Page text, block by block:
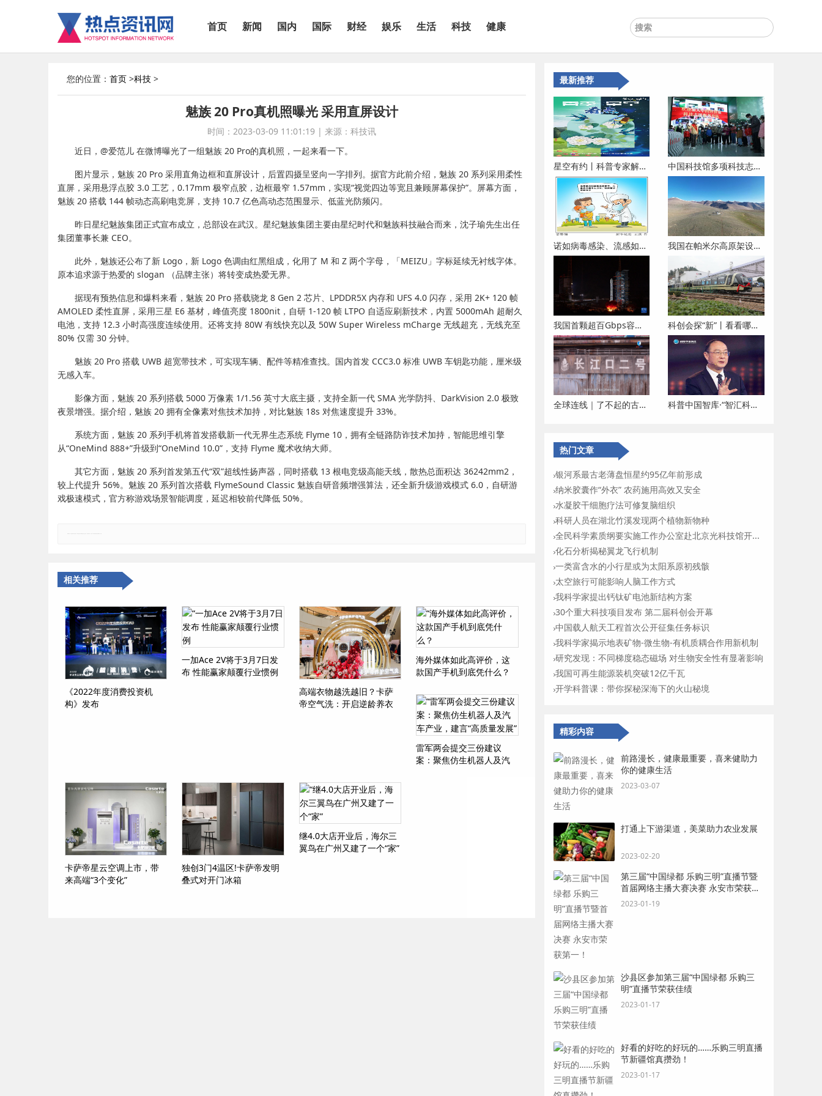
首页 新闻 国内 国际 财经 娱乐 生活 科技 健康
您的位置： 首页 >科技 >
魅族 20 Pro真机照曝光 采用直屏设计
时间：2023-03-09 11:01:19| 来源：科技讯
近日，@爱范儿 在微博曝光了一组魅族 20 Pro的真机照，一起来看一下。
图片显示，魅族 20 Pro 采用直角边框和直屏设计，后置四摄呈竖向一字排列。据官方此前介绍，魅族 20 系列采用柔性
直屏，采用悬浮点胶 3.0 工艺，0.17mm 极窄点胶，边框最窄 1.57mm，实现“视觉四边等宽且兼顾屏幕保护”。屏幕方面，
魅族 20 搭载 144 帧动态高刷电竞屏，支持 10.7 亿色高动态范围显示、低蓝光防频闪。
昨日星纪魅族集团正式宣布成立，总部设在武汉。星纪魅族集团主要由星纪时代和魅族科技融合而来，沈子瑜先生出任
集团董事长兼 CEO。
此外，魅族还公布了新 Logo，新 Logo 色调由红黑组成，化用了 M 和 Z 两个字母，「MEIZU」字标延续无衬线字体。
原本追求源于热爱的 slogan （品牌主张）将转变成热爱无界。
据现有预热信息和爆料来看，魅族 20 Pro 搭载骁龙 8 Gen 2 芯片、LPDDR5X 内存和 UFS 4.0 闪存，采用 2K+ 120 帧
AMOLED 柔性直屏，采用三星 E6 基材，峰值亮度 1800nit，自研 1-120 帧 LTPO 自适应刷新技术，内置 5000mAh 超耐久
电池，支持 12.3 小时高强度连续使用。还将支持 80W 有线快充以及 50W Super Wireless mCharge 无线超充，无线充至
80% 仅需 30 分钟。
魅族 20 Pro 搭载 UWB 超宽带技术，可实现车辆、配件等精准查找。国内首发 CCC3.0 标准 UWB 车钥匙功能，厘米级
无感入车。
影像方面，魅族 20 系列搭载 5000 万像素 1/1.56 英寸大底主摄，支持全新一代 SMA 光学防抖、DarkVision 2.0 极致
夜景增强。据介绍，魅族 20 拥有全像素对焦技术加持，对比魅族 18s 对焦速度提升 33%。
系统方面，魅族 20 系列手机将首发搭载新一代无界生态系统 Flyme 10，拥有全链路防诈技术加持，智能思维引擎
从“OneMind 888+”升级到“OneMind 10.0”，支持 Flyme 魔术收纳大师。
其它方面，魅族 20 系列首发第五代“双”超线性扬声器，同时搭载 13 根电竞级高能天线，散热总面积达 36242mm2，
较上代提升 56%。魅族 20 系列首次搭载 FlymeSound Classic 魅族自研音频增强算法，还全新升级游戏模式 6.0，自研游
戏极速模式，官方称游戏场景智能调度，延迟相较前代降低 50%。
相关推荐
《2022年度消费投资机
构》发布
一加Ace 2V将于3月7日发
布 性能赢家颠覆行业惯例
高端衣物越洗越旧？卡萨
帝空气洗：开启逆龄养衣
海外媒体如此高评价，这
款国产手机到底凭什么？
雷军两会提交三份建议
案：聚焦仿生机器人及汽
卡萨帝星云空调上市，带
来高端“3个变化”
独创3门4温区!卡萨帝发明
叠式对开门冰箱
继4.0大店开业后，海尔三
翼鸟在广州又建了一个“家”
最新推荐
星空有约丨科普专家解析春季星空看点 中国科技馆多项科技志愿活动精彩纷呈
诺如病毒感染、流感如何预防？遇到哪些情况需要就医？——专家解答春季传染病防治热点问题 我国在帕米尔高原架设光学望远镜
我国首颗超百Gbps容量高通量卫星成功发射 科创会探“新”丨看看哪些科创项目有了新进展
全球连线｜了不起的古船系列Vlog之一：揭开古船看一眼 科普中国智库·“智汇科普”专访丨金灿荣：在科普国际交流中讲好中国故事
热门文章
银河系最古老薄盘恒星约95亿年前形成
纳米胶囊作“外衣” 农药施用高效又安全
水凝胶干细胞疗法可修复脑组织
科研人员在湖北竹溪发现两个植物新物种
全民科学素质纲要实施工作办公室赴北京光科技馆开...
化石分析揭秘翼龙飞行机制
一类富含水的小行星或为太阳系原初残骸
太空旅行可能影响人脑工作方式
我科学家提出钙钛矿电池新结构方案
30个重大科技项目发布 第二届科创会开幕
中国载人航天工程首次公开征集任务标识
我科学家揭示地表矿物-微生物-有机质耦合作用新机制
研究发现：不同梯度稳态磁场 对生物安全性有显著影响
我国可再生能源装机突破12亿千瓦
开学科普课：带你探秘深海下的火山秘境
精彩内容
前路漫长，健康最重要，喜来健助力
你的健康生活
2023-03-07
打通上下游渠道，美菜助力农业发展
2023-02-20
第三届“中国绿都 乐购三明”直播节暨
首届网络主播大赛决赛 永安市荣获第
一！
2023-01-19
沙县区参加第三届“中国绿都 乐购三
明”直播节荣获佳绩
2023-01-17
好看的好吃的好玩的……乐购三明直播
节新疆馆真攒劲！
2023-01-17